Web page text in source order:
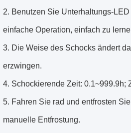
2. Benutzen Sie Unterhaltungs-
einfache Operation, einfach zu
3. Die Weise des Schocks ändert
erzwingen.
4. Schockierende Zeit: 0.1~999.9h;
5. Fahren Sie rad und entfrosten
manuelle Entfrostung.